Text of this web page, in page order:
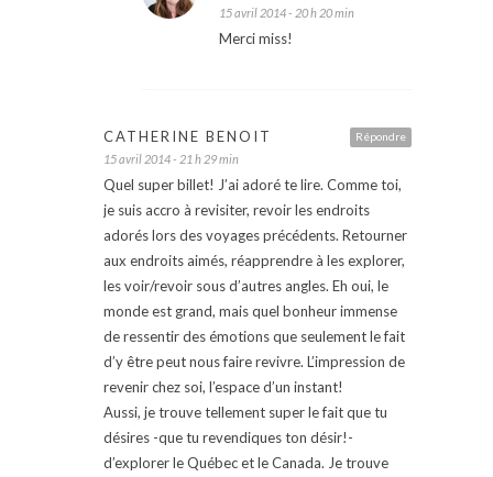
15 avril 2014 - 20 h 20 min
Merci miss!
Répondre
CATHERINE BENOIT
15 avril 2014 - 21 h 29 min
Quel super billet! J’ai adoré te lire. Comme toi,
je suis accro à revisiter, revoir les endroits
adorés lors des voyages précédents. Retourner
aux endroits aimés, réapprendre à les explorer,
les voir/revoir sous d’autres angles. Eh oui, le
monde est grand, mais quel bonheur immense
de ressentir des émotions que seulement le fait
d’y être peut nous faire revivre. L’impression de
revenir chez soi, l’espace d’un instant!
Aussi, je trouve tellement super le fait que tu
désires -que tu revendiques ton désir!-
d’explorer le Québec et le Canada. Je trouve